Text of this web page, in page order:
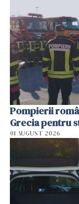
Pompierii
Grecia pentru
01 AUGUST 2026